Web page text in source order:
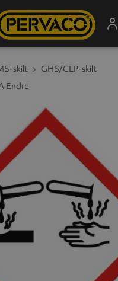
skilt
GHS/CLP-skilt
Endre